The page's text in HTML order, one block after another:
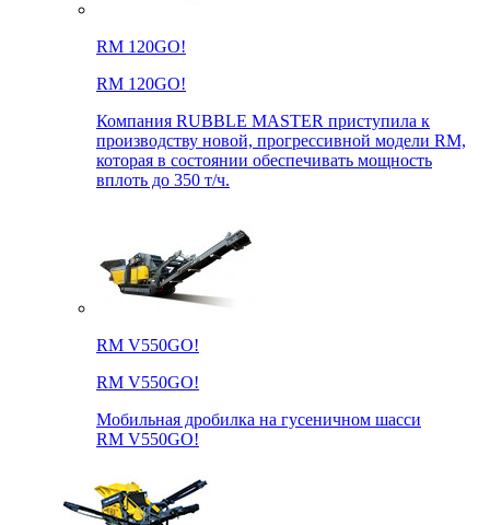
RM 120GO!
RM 120GO!
Компания RUBBLE MASTER приступила к
производству новой, прогрессивной модели RM,
которая в состоянии обеспечивать мощность
вплоть до 350 т/ч.
RM V550GO!
RM V550GO!
Мобильная дробилка на гусеничном шасси
RM V550GO!